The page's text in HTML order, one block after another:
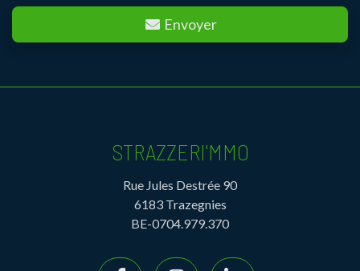
Envoyer
STRAZZERI'MMO
Rue Jules Destrée 90
6183 Trazegnies
BE-0704.979.370